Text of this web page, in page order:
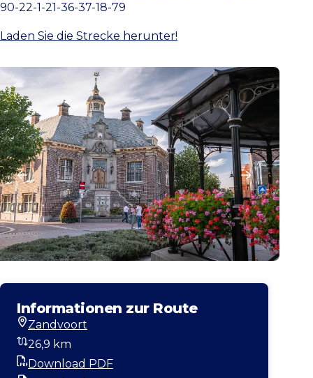
90-22-1-21-36-37-18-79
Laden Sie die Strecke herunter!
Informationen zur Route
Startort
Zandvoort
Entfernung
26,9 km
PDF
Download PDF